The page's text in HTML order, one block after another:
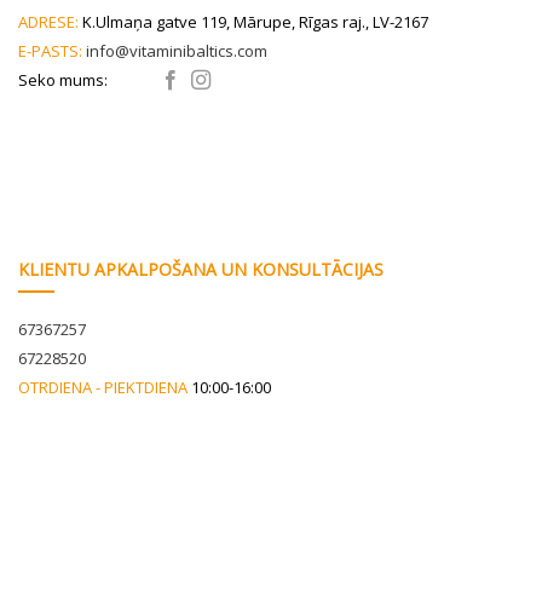
ADRESE: K.Ulmaņa gatve 119, Mārupe, Rīgas raj., LV-2167
E-PASTS: info@vitaminibaltics.com
Seko mums:
KLIENTU APKALPOŠANA UN KONSULTĀCIJAS
67367257
67228520
OTRDIENA - PIEKTDIENA 10:00-16:00